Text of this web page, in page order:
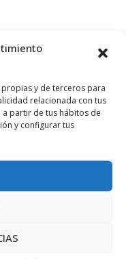
y de terceros para
relacionada con tus
partir de tus hábitos de
y configurar tus
de la Fundación BIT